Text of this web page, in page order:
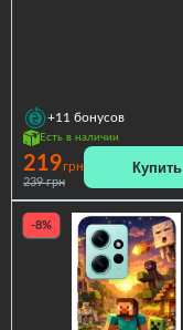
+11 бонусов
Есть в наличии
219грн
239 грн
Купить
-8%